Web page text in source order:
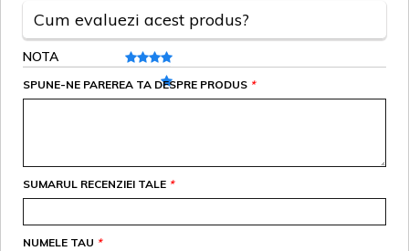
Cum evaluezi acest produs?
NOTA
*
SPUNE-NE PAREREA TA DESPRE PRODUS
*
SUMARUL RECENZIEI TALE
*
NUMELE TAU